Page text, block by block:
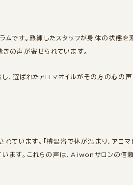
です。熟練したスタッフが身体の状態
きの声が寄せられています。
選ばれたアロマオイルがその方の心の
います。「樽温浴で体が温まり、アロマ
ます。これらの声は、Aiwonサロンの信